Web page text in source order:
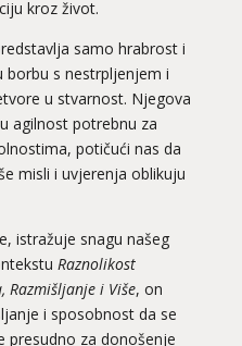
kroz život.
samo hrabrost i
borbu s nestrpljenjem i
u stvarnost. Njegova
agilnost potrebnu za
potičući nas da
misli i uvjerenja oblikuju
istražuje snagu našeg
Raznolikost
Razmišljanje i Više, on
i sposobnost da se
presudno za donošenje